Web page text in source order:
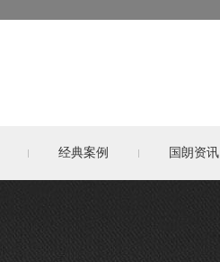
经典案例 国朗资讯